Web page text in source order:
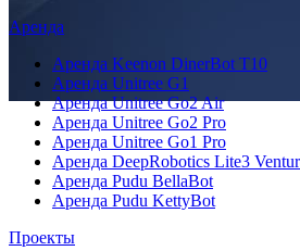
Аренда
Аренда Keenon DinerBot T10
Аренда Unitree G1
Аренда Unitree Go2 Air
Аренда Unitree Go2 Pro
Аренда Unitree Go1 Pro
Аренда DeepRobotics Lite3
Аренда Pudu BellaBot
Аренда Pudu KettyBot
Проекты